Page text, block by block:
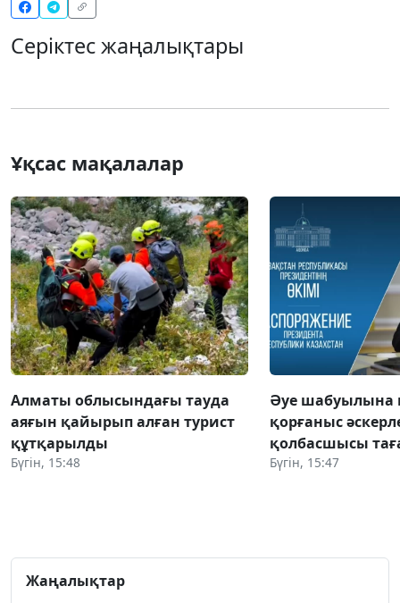
Серіктес жаңалықтары
Ұқсас мақалалар
Алматы облысындағы тауда
аяғын қайырып алған турист
құтқарылды
Бүгін, 15:48
Әуе шабуылына
қорғаныс
қолбасшысы
Бүгін, 15:47
Жаңалықтар